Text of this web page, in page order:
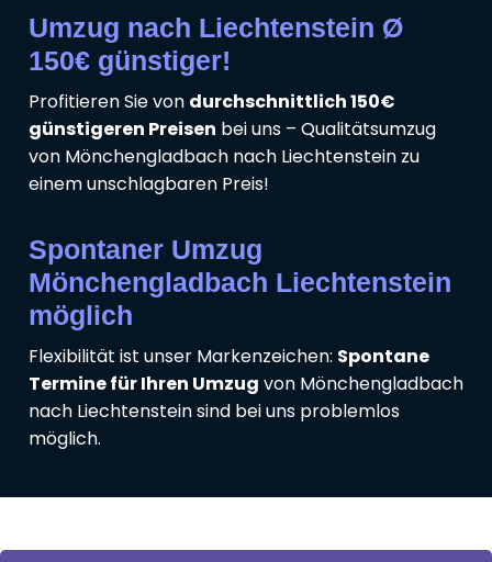
Umzug nach Liechtenstein Ø
150€ günstiger!
Profitieren Sie von durchschnittlich 150€
günstigeren Preisen bei uns – Qualitätsumzug
von Mönchengladbach nach Liechtenstein zu
einem unschlagbaren Preis!
Spontaner Umzug
Mönchengladbach Liechtenstein
möglich
Flexibilität ist unser Markenzeichen: Spontane
Termine für Ihren Umzug von Mönchengladbach
nach Liechtenstein sind bei uns problemlos
möglich.